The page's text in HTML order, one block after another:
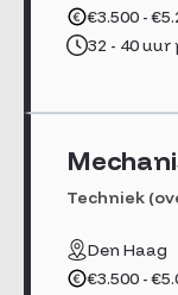
€3.500 -
32 - 40 uur
Techniek
Den Haag
€3.500 -